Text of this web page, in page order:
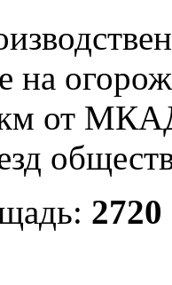
на
км от